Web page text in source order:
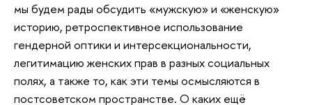
мы будем рады обсудить «мужскую» и «женскую»
историю, ретроспективное использование
гендерной оптики и интерсекциональности,
легитимацию женских прав в разных социальных
полях, а также то, как эти темы осмысляются в
постсоветском пространстве. О каких ещё